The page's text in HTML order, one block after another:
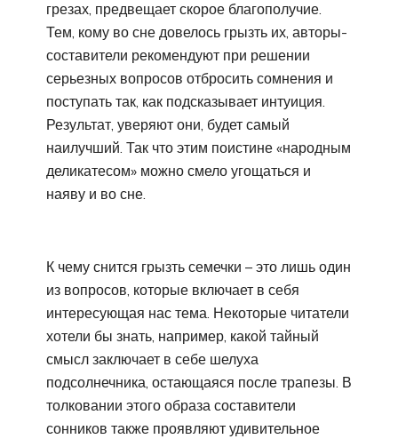
грезах, предвещает скорое благополучие.
Тем, кому во сне довелось грызть их, авторы-
составители рекомендуют при решении
серьезных вопросов отбросить сомнения и
поступать так, как подсказывает интуиция.
Результат, уверяют они, будет самый
наилучший. Так что этим поистине «народным
деликатесом» можно смело угощаться и
наяву и во сне.
К чему снится грызть семечки – это лишь один
из вопросов, которые включает в себя
интересующая нас тема. Некоторые читатели
хотели бы знать, например, какой тайный
смысл заключает в себе шелуха
подсолнечника, остающаяся после трапезы. В
толковании этого образа составители
сонников также проявляют удивительное